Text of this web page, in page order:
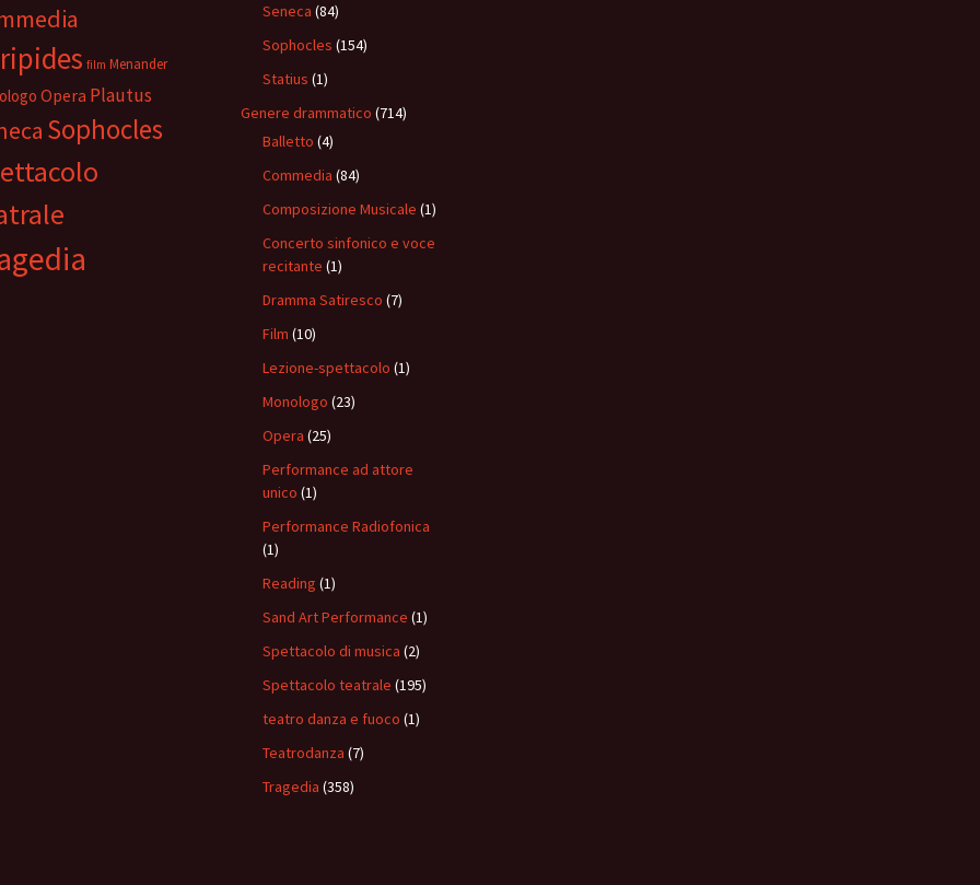
film Menander
Opera Plautus
Sophocles
Seneca (84)
Sophocles (154)
Statius (1)
Genere drammatico (714)
Balletto (4)
Commedia (84)
Composizione Musicale (1)
Concerto sinfonico e voce
recitante (1)
Dramma Satiresco (7)
Film (10)
Lezione-spettacolo (1)
Monologo (23)
Opera (25)
Performance ad attore
unico (1)
Performance Radiofonica
(1)
Reading (1)
Sand Art Performance (1)
Spettacolo di musica (2)
Spettacolo teatrale (195)
teatro danza e fuoco (1)
Teatrodanza (7)
Tragedia (358)